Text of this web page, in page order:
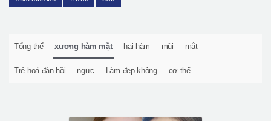
Tổng thể xương hàm mặt hai hàm mũi mắt
Trẻ hoá đàn hồi ngực Làm đẹp không cơ thể